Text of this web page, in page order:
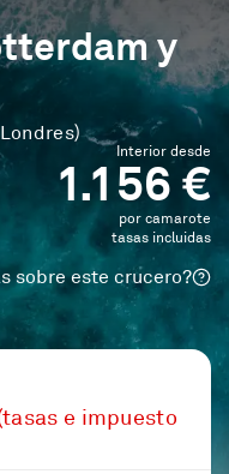
y
Interior desde
1.156 €
por camarote
tasas incluidas
sobre este crucero?
e impuesto